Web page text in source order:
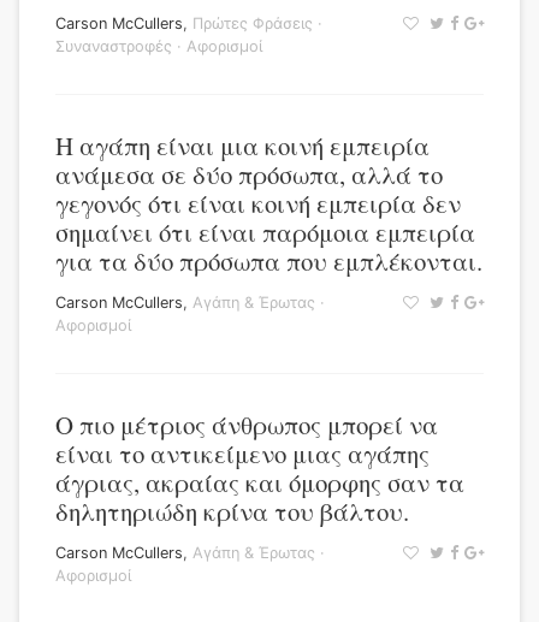
Carson McCullers, Πρώτες Φράσεις ·
Συναναστροφές · Αφορισμοί
Η αγάπη είναι μια κοινή εμπειρία
ανάμεσα σε δύο πρόσωπα, αλλά το
γεγονός ότι είναι κοινή εμπειρία δεν
σημαίνει ότι είναι παρόμοια εμπειρία
για τα δύο πρόσωπα που εμπλέκονται.
Carson McCullers, Αγάπη & Έρωτας ·
Αφορισμοί
Ο πιο μέτριος άνθρωπος μπορεί να
είναι το αντικείμενο μιας αγάπης
άγριας, ακραίας και όμορφης σαν τα
δηλητηριώδη κρίνα του βάλτου.
Carson McCullers, Αγάπη & Έρωτας ·
Αφορισμοί